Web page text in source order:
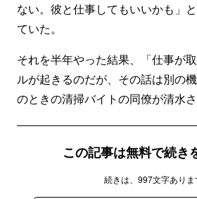
ない。彼と仕事してもいいかも」
ていた。
それを半年やった結果、「仕事が
ルが起きるのだが、その話は別の
のときの清掃バイトの同僚が清水さ
この記事は無料で続き
続きは、997文字ありま